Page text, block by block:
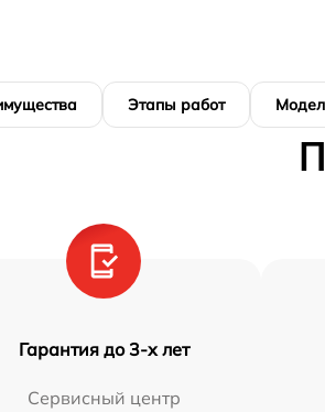
Этапы работ
Гарантия до 3-х лет
Сервисный центр